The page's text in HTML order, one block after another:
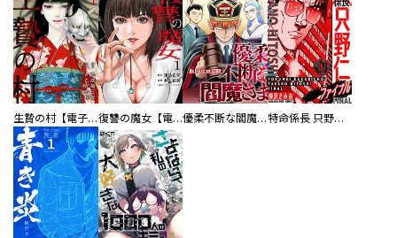
生贄の村【電子単行本版】 復讐の魔女【電子単行本版】 優柔不断な閻魔さま 特命係長 只野仁ファイナル 愛蔵版